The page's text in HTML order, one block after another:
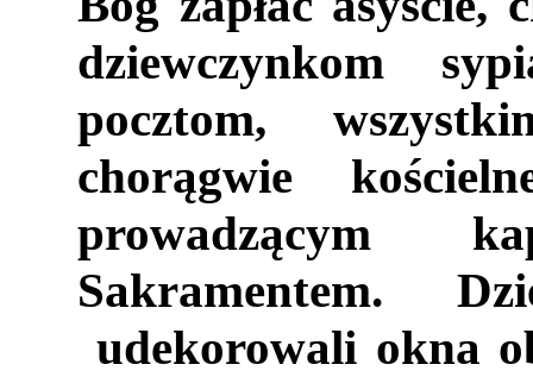
dziewczynkom
pocztom,
chorągwie
prowadzącym
Sakramentem.
udekorowali okna